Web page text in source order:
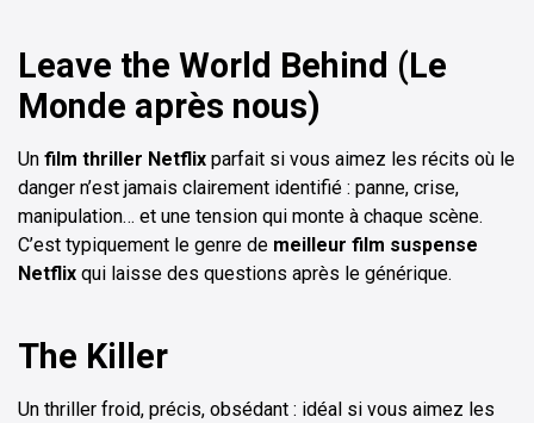
Leave the World Behind (Le
Monde après nous)
Un film thriller Netflix parfait si vous aimez les récits où le
danger n’est jamais clairement identifié : panne, crise,
manipulation… et une tension qui monte à chaque scène.
C’est typiquement le genre de meilleur film suspense
Netflix qui laisse des questions après le générique.
The Killer
Un thriller froid, précis, obsédant : idéal si vous aimez les